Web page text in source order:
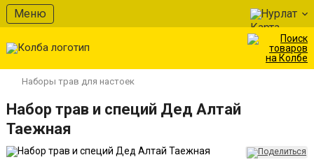
Меню Нурлат
Наборы трав для настоек
Набор трав и специй Дед Алтай
Таежная